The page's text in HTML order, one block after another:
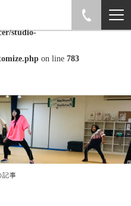
to "break". Did you mean
studio-
on line 783
記事